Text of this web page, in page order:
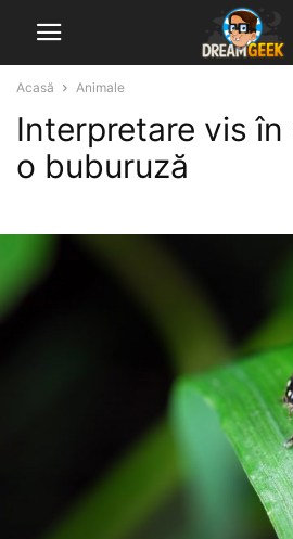
Acasă Animale
Interpretare vis în
o buburuză